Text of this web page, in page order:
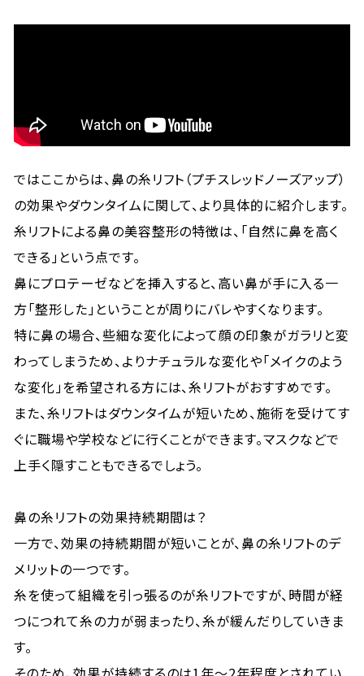
ではここからは、鼻の糸リフト（プチスレッドノーズアップ）
の効果やダウンタイムに関して、より具体的に紹介します。
糸リフトによる鼻の美容整形の特徴は、「自然に鼻を高く
できる」という点です。
鼻にプロテーゼなどを挿入すると、高い鼻が手に入る一
方「整形した」ということが周りにバレやすくなります。
特に鼻の場合、些細な変化によって顔の印象がガラリと変
わってしまうため、よりナチュラルな変化や「メイクのよう
な変化」を希望される方には、糸リフトがおすすめです。
また、糸リフトはダウンタイムが短いため、施術を受けてす
ぐに職場や学校などに行くことができます。マスクなどで
上手く隠すこともできるでしょう。
鼻の糸リフトの効果持続期間は？
一方で、効果の持続期間が短いことが、鼻の糸リフトのデ
メリットの一つです。
糸を使って組織を引っ張るのが糸リフトですが、時間が経
つにつれて糸の力が弱まったり、糸が緩んだりしていきま
す。